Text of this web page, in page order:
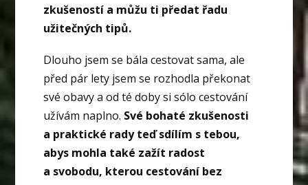
zkušeností a můžu ti předat řadu
užitečných tipů.
Dlouho jsem se bála cestovat sama, ale
před pár lety jsem se rozhodla překonat
své obavy a od té doby si sólo cestování
užívám naplno. Své bohaté zkušenosti
a praktické rady teď sdílím s tebou,
abys mohla také zažít radost
a svobodu, kterou cestování bez